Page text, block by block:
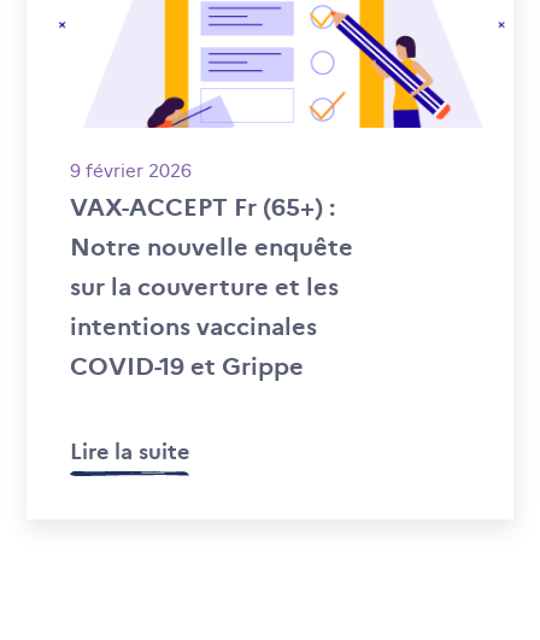
9 février 2026
VAX-ACCEPT Fr (65+) :
Notre nouvelle enquête
sur la couverture et les
intentions vaccinales
COVID-19 et Grippe
Lire la suite